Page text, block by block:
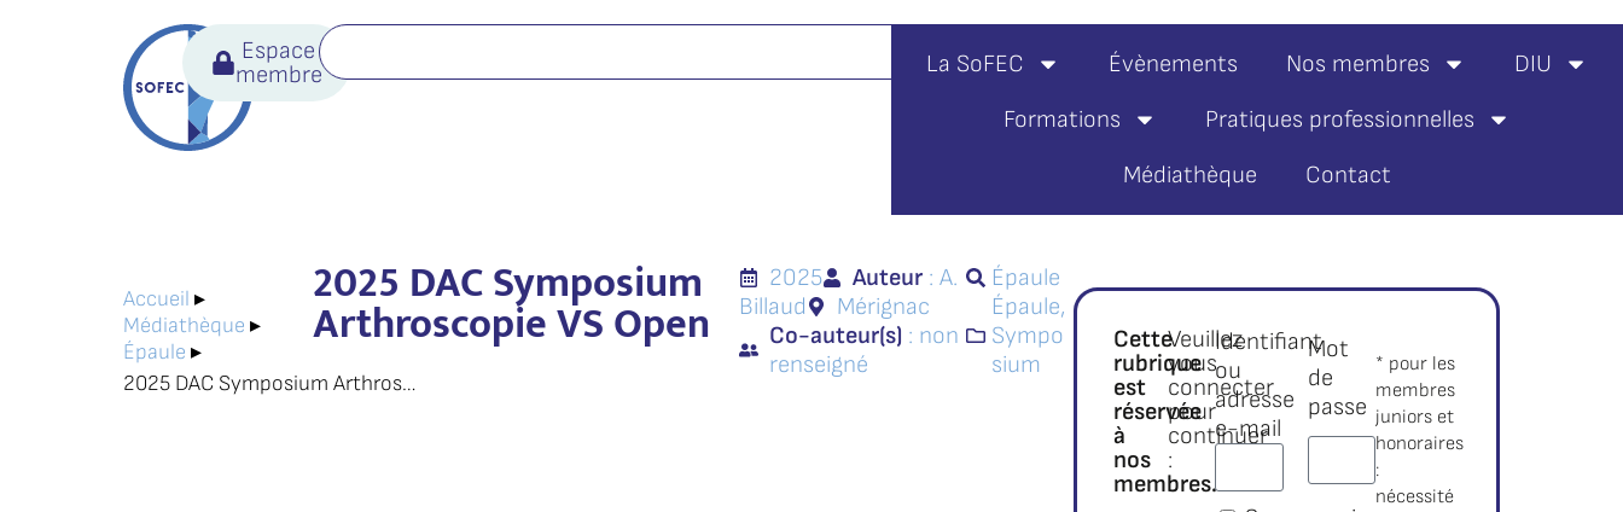
Espace
membre
La SoFEC Évènements Nos membres
DIU
Formations
Pratiques professionnelles
Médiathèque
Contact
Accueil ▸
Médiathèque ▸
Épaule ▸
2025 DAC Symposium Arthroscopie VS Open
2025 DAC Symposium
Arthroscopie VS Open
2025 Auteur : A.
Billaud
Mérignac
Co-auteur(s) : non
renseigné
Épaule
Épaule,
Sympo
sium
Cette
rubrique
est
réservée
à
nos
membres.*
Veuillez
vous
connecter
pour
continuer
:
Identifiant
ou
adresse
e-mail
Mot
de
passe
* pour les
membres
juniors et
honoraires
:
nécessité